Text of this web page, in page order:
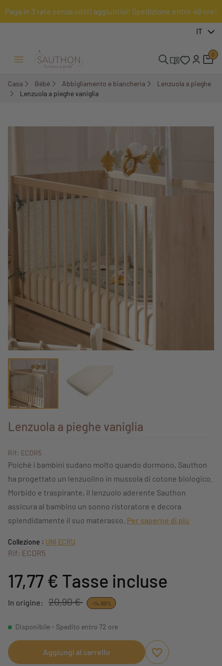
Paga in 3 rate senza costi aggiuntivi! Spedizione entro 48 ore!
IT
Menu Apri/Chiudi
0
Casa Bébé Abbigliamento e biancheria
Lenzuola a pieghe
Lenzuola a pieghe vaniglia
-14,99%
Lenzuola a pieghe vaniglia
Rif: ECDR5
Poiché i bambini sudano molto quando dormono, Sauthon
ha progettato un lenzuolino in mussola di cotone biologico.
Morbido e traspirante, il lenzuolo aderente Sauthon
assicura al bambino un sonno ristoratore e decora
splendidamente il suo materasso. Per saperne di più
Collezione : UNI ECRU
Rif: ECDR5
17,77 € Tasse incluse
In origine: 20,90 € -14,99%
Disponibile - Spedito entro 72 ore
Aggiungi al carrello
Aggiungi ai
Rimuovi dai